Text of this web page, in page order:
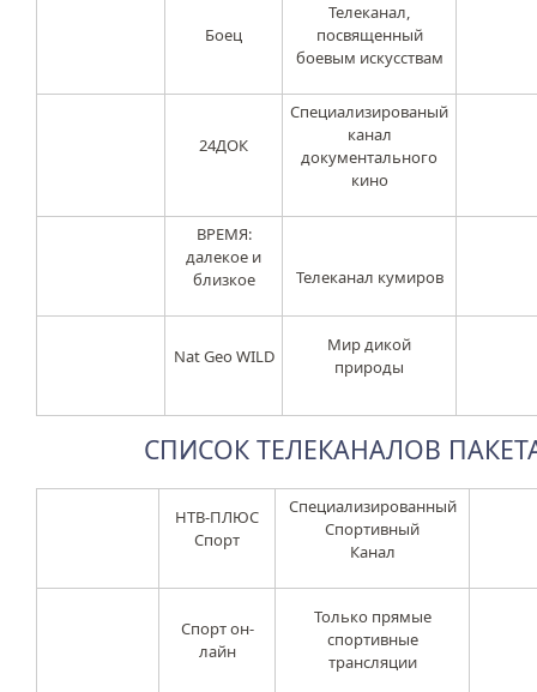
Боец
Телеканал,
посвященный
боевым искусствам
24ДОК
Специализированый
канал
документального
кино
ВРЕМЯ:
далекое и
близкое
Телеканал кумиров
Nat Geo WILD
Мир дикой
природы
СПИСОК ТЕЛЕКАНАЛОВ
НТВ-ПЛЮС
Спорт
Специализированный
Спортивный
Канал
Спорт он-
лайн
Только прямые
спортивные
трансляции